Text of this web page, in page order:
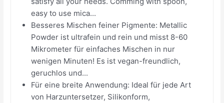
easy to use mica...
Besseres Mischen feiner Pigmente: Metallic
Powder ist ultrafein und rein und misst 8-60
Mikrometer für einfaches Mischen in nur
wenigen Minuten! Es ist vegan-freundlich,
geruchlos und...
Für eine breite Anwendung: Ideal für jede Art
von Harzuntersetzer, Silikonform,